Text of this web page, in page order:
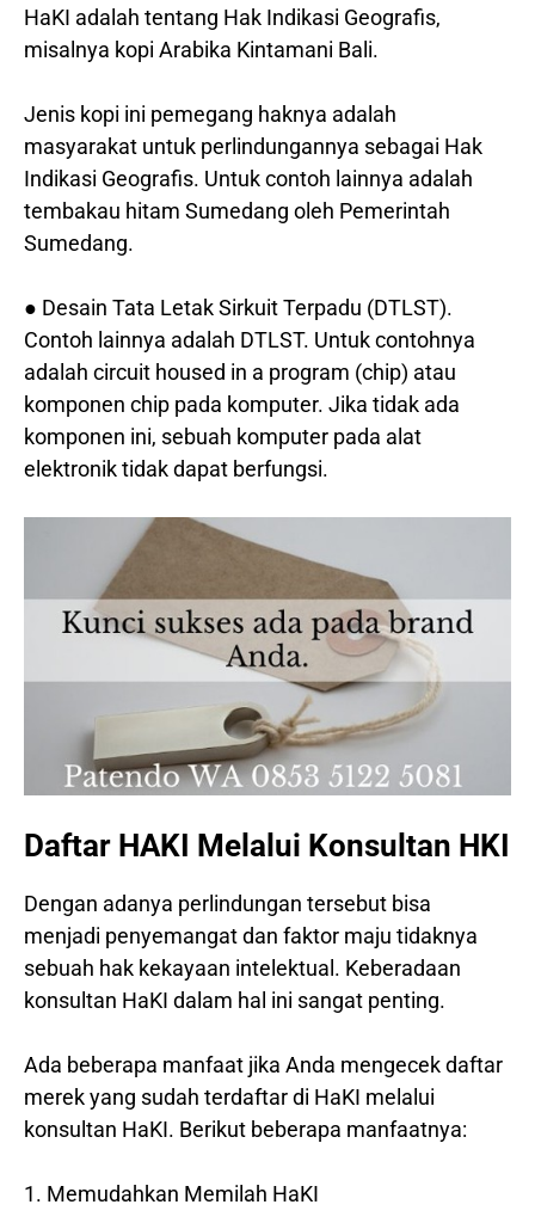
HaKI adalah tentang Hak Indikasi Geografis,
misalnya kopi Arabika Kintamani Bali.
Jenis kopi ini pemegang haknya adalah
masyarakat untuk perlindungannya sebagai Hak
Indikasi Geografis. Untuk contoh lainnya adalah
tembakau hitam Sumedang oleh Pemerintah
Sumedang.
● Desain Tata Letak Sirkuit Terpadu (DTLST).
Contoh lainnya adalah DTLST. Untuk contohnya
adalah circuit housed in a program (chip) atau
komponen chip pada komputer. Jika tidak ada
komponen ini, sebuah komputer pada alat
elektronik tidak dapat berfungsi.
Daftar HAKI Melalui Konsultan HKI
Dengan adanya perlindungan tersebut bisa
menjadi penyemangat dan faktor maju tidaknya
sebuah hak kekayaan intelektual. Keberadaan
konsultan HaKI dalam hal ini sangat penting.
Ada beberapa manfaat jika Anda mengecek daftar
merek yang sudah terdaftar di HaKI melalui
konsultan HaKI. Berikut beberapa manfaatnya:
1. Memudahkan Memilah HaKI